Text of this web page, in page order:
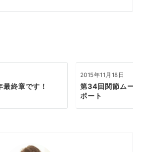
終章です！
2015年11月18日
第34回関節ムー
ポート